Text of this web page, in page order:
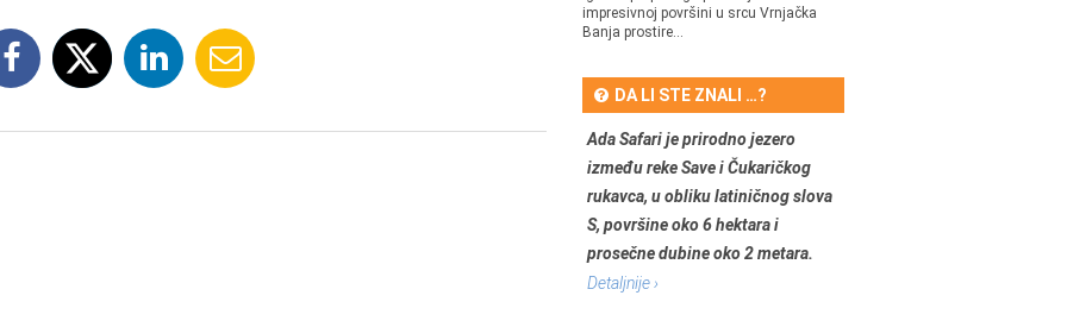
impresivnoj površini u srcu Vrnjačka
Banja prostire...
DA LI STE ZNALI …?
Ada Safari je prirodno jezero
između reke Save i Čukaričkog
rukavca, u obliku latiničnog slova
S, površine oko 6 hektara i
prosečne dubine oko 2 metara.
Detaljnije ›